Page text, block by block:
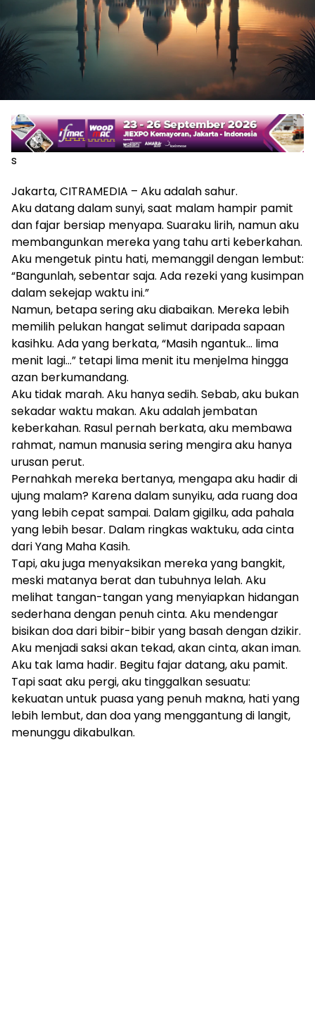
s
Jakarta, CITRAMEDIA – Aku adalah sahur.
Aku datang dalam sunyi, saat malam hampir pamit
dan fajar bersiap menyapa. Suaraku lirih, namun aku
membangunkan mereka yang tahu arti keberkahan.
Aku mengetuk pintu hati, memanggil dengan lembut:
“Bangunlah, sebentar saja. Ada rezeki yang kusimpan
dalam sekejap waktu ini.”
Namun, betapa sering aku diabaikan. Mereka lebih
memilih pelukan hangat selimut daripada sapaan
kasihku. Ada yang berkata, “Masih ngantuk… lima
menit lagi…” tetapi lima menit itu menjelma hingga
azan berkumandang.
Aku tidak marah. Aku hanya sedih. Sebab, aku bukan
sekadar waktu makan. Aku adalah jembatan
keberkahan. Rasul pernah berkata, aku membawa
rahmat, namun manusia sering mengira aku hanya
urusan perut.
Pernahkah mereka bertanya, mengapa aku hadir di
ujung malam? Karena dalam sunyiku, ada ruang doa
yang lebih cepat sampai. Dalam gigilku, ada pahala
yang lebih besar. Dalam ringkas waktuku, ada cinta
dari Yang Maha Kasih.
Tapi, aku juga menyaksikan mereka yang bangkit,
meski matanya berat dan tubuhnya lelah. Aku
melihat tangan-tangan yang menyiapkan hidangan
sederhana dengan penuh cinta. Aku mendengar
bisikan doa dari bibir-bibir yang basah dengan dzikir.
Aku menjadi saksi akan tekad, akan cinta, akan iman.
Aku tak lama hadir. Begitu fajar datang, aku pamit.
Tapi saat aku pergi, aku tinggalkan sesuatu:
kekuatan untuk puasa yang penuh makna, hati yang
lebih lembut, dan doa yang menggantung di langit,
menunggu dikabulkan.